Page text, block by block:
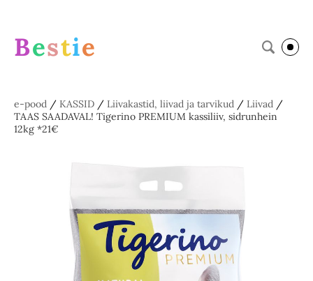
Bestie
e-pood / KASSID / Liivakastid, liivad ja tarvikud / Liivad /
TAAS SAADAVAL! Tigerino PREMIUM kassiliiv, sidrunhein
12kg *21€